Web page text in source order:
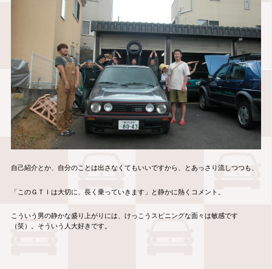
自己紹介とか、自分のことは出さなくてもいいですから、とあっさり流しつつも、
「このＧＴＩは大切に、長く乗っていきます」と静かに熱くコメント。
こういう男の静かな盛り上がりには、けっこうスピニングな面々は敏感です
（笑）。そういう人大好きです。